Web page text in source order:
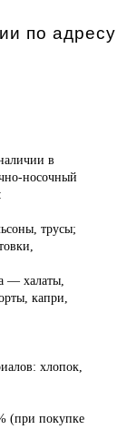
по адресу
в
носочный
трусы;
— халаты,
капри,
хлопок,
(при покупке